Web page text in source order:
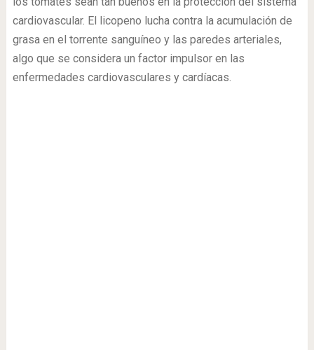
cardiovascular. El licopeno lucha contra la acumulación de
grasa en el torrente sanguíneo y las paredes arteriales,
algo que se considera un factor impulsor en las
enfermedades cardiovasculares y cardíacas.